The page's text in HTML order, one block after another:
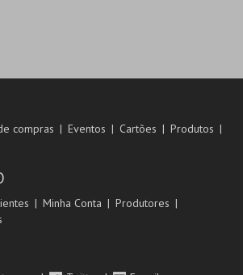
compras Eventos Cartões
Produtos
Minha Conta
Produtores